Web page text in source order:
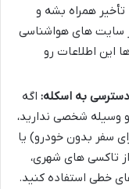
همراه بشه و
سایت های هواشناسی
این اطلاعات رو
به اسکله: اگه
وسیله شخصی ندارید،
سفر بدون خودرو) یا
تاکسی های شهری،
خطی استفاده کنید.